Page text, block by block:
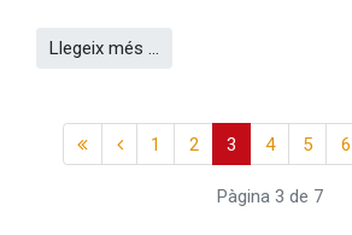
Llegeix més …
1 2 3 4 5 6
Pàgina 3 de 7